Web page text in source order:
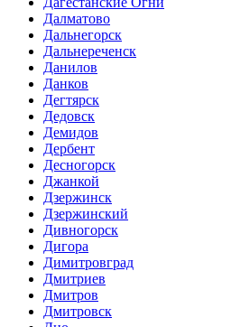
Далматово
Дальнегорск
Дальнереченск
Данилов
Данков
Дегтярск
Дедовск
Демидов
Дербент
Десногорск
Джанкой
Дзержинск
Дзержинский
Дивногорск
Дигора
Димитровград
Дмитриев
Дмитров
Дмитровск